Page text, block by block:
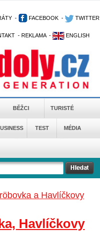
- FACEBOOK - TWITTER
- REKLAMA - ENGLISH
BĚŽCI TURISTÉ
TEST MÉDIA
a Havlíčkovy
Havlíčkovy